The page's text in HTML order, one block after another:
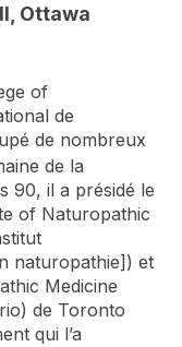
Ottawa
of
de
de nombreux
de la
90, il a présidé le
of Naturopathic
naturopathie]) et
Medicine
de Toronto
qui l’a